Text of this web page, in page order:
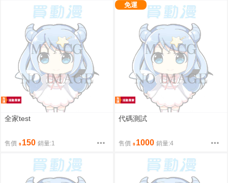
全家test
售價 150 銷量:1
免運
代碼測試
售價 1000 銷量:4